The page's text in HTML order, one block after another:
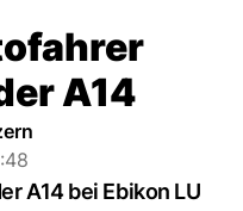
A14
A14 bei Ebikon LU